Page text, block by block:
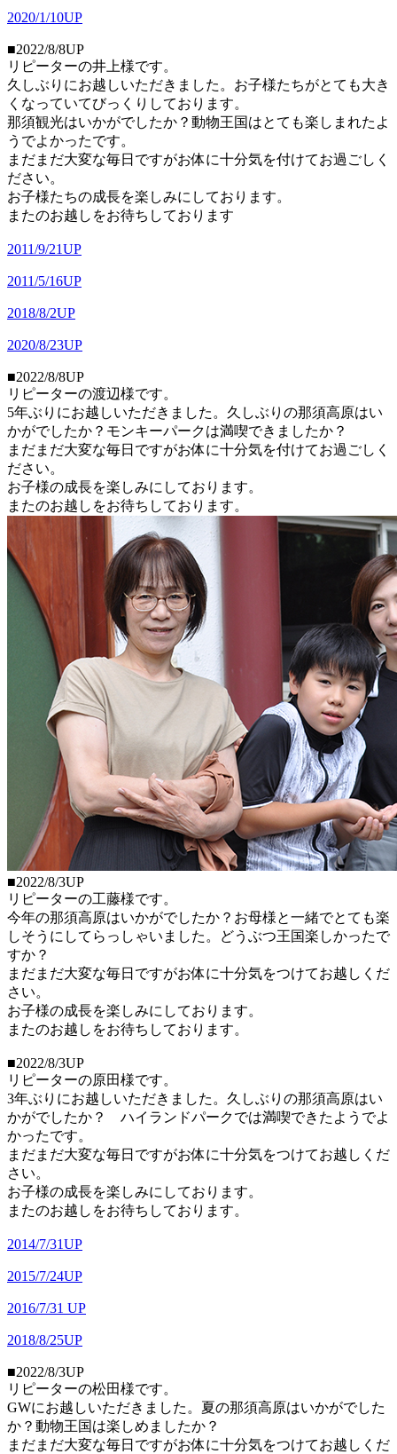
2020/1/10UP
■2022/8/8UP
リピーターの井上様です。
久しぶりにお越しいただきました。お子様たちがとても大き
くなっていてびっくりしております。
那須観光はいかがでしたか？動物王国はとても楽しまれたよ
うでよかったです。
まだまだ大変な毎日ですがお体に十分気を付けてお過ごしく
ださい。
お子様たちの成長を楽しみにしております。
またのお越しをお待ちしております
2011/9/21UP
2011/5/16UP
2018/8/2UP
2020/8/23UP
■2022/8/8UP
リピーターの渡辺様です。
5年ぶりにお越しいただきました。久しぶりの那須高原はい
かがでしたか？モンキーパークは満喫できましたか？
まだまだ大変な毎日ですがお体に十分気を付けてお過ごしく
ださい。
お子様の成長を楽しみにしております。
またのお越しをお待ちしております。
■2022/8/3UP
リピーターの工藤様です。
今年の那須高原はいかがでしたか？お母様と一緒でとても楽
しそうにしてらっしゃいました。どうぶつ王国楽しかったで
すか？
まだまだ大変な毎日ですがお体に十分気をつけてお越しくだ
さい。
お子様の成長を楽しみにしております。
またのお越しをお待ちしております。
■2022/8/3UP
リピーターの原田様です。
3年ぶりにお越しいただきました。久しぶりの那須高原はい
かがでしたか？ ハイランドパークでは満喫できたようでよ
かったです。
まだまだ大変な毎日ですがお体に十分気をつけてお越しくだ
さい。
お子様の成長を楽しみにしております。
またのお越しをお待ちしております。
2014/7/31UP
2015/7/24UP
2016/7/31 UP
2018/8/25UP
■2022/8/3UP
リピーターの松田様です。
GWにお越しいただきました。夏の那須高原はいかがでした
か？動物王国は楽しめましたか？
まだまだ大変な毎日ですがお体に十分気をつけてお越しくだ